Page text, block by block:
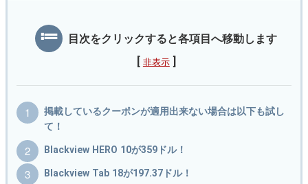
目次をクリックすると各項目へ移動します
非表示
掲載しているクーポンが適用出来ない場合は以下も試し
て！
Blackview HERO 10が359ドル！
Blackview Tab 18が197.37ドル！